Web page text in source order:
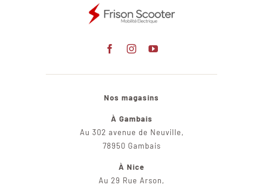
Nos magasins
À Gambais
Au 302 avenue de Neuville,
78950 Gambais
À Nice
Au 29 Rue Arson,